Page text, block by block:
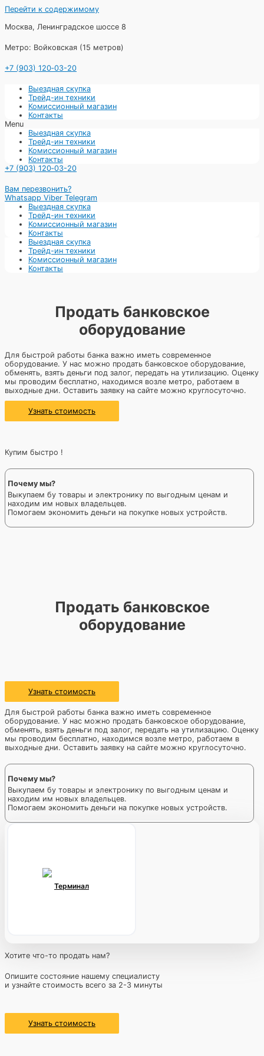
Перейти к содержимому
Москва, Ленинградское шоссе 8
Метро: Войковская (15 метров)
+7 (903) 120‑03-20
Выездная скупка
Трейд-ин техники
Комиссионный магазин
Контакты
Menu
Выездная скупка
Трейд-ин техники
Комиссионный магазин
Контакты
+7 (903) 120‑03-20
Вам перезвонить?
Whatsapp Viber Telegram
Выездная скупка
Трейд-ин техники
Комиссионный магазин
Контакты
Выездная скупка
Трейд-ин техники
Комиссионный магазин
Контакты
Продать банковское
оборудование
Для быстрой работы банка важно иметь современное
оборудование. У нас можно продать банковское оборудование,
обменять, взять деньги под залог, передать на утилизацию. Оценку
мы проводим бесплатно, находимся возле метро, работаем в
выходные дни. Оставить заявку на сайте можно круглосуточно.
Узнать стоимость
Купим быстро !
Почему мы?
Выкупаем бу товары и электронику по выгодным ценам и
находим им новых владельцев.
Помогаем экономить деньги на покупке новых устройств.
Продать банковское
оборудование
Узнать стоимость
Для быстрой работы банка важно иметь современное
оборудование. У нас можно продать банковское оборудование,
обменять, взять деньги под залог, передать на утилизацию. Оценку
мы проводим бесплатно, находимся возле метро, работаем в
выходные дни. Оставить заявку на сайте можно круглосуточно.
Почему мы?
Выкупаем бу товары и электронику по выгодным ценам и
находим им новых владельцев.
Помогаем экономить деньги на покупке новых устройств.
Терминал
Хотите что-то продать нам?
Опишите состояние нашему специалисту
и узнайте стоимость всего за 2-3 минуты
Узнать стоимость